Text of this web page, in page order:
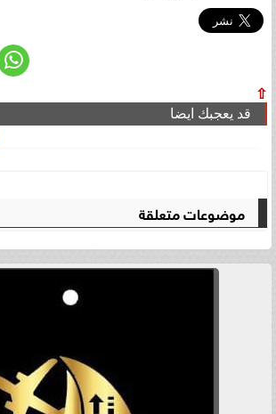
⇧
قد يعجبك ايضا
موضوعات متعلقة